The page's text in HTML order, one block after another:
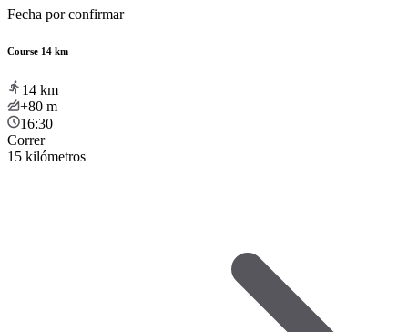
Fecha por confirmar
Course 14 km
14 km
+80 m
16:30
Correr
15 kilómetros